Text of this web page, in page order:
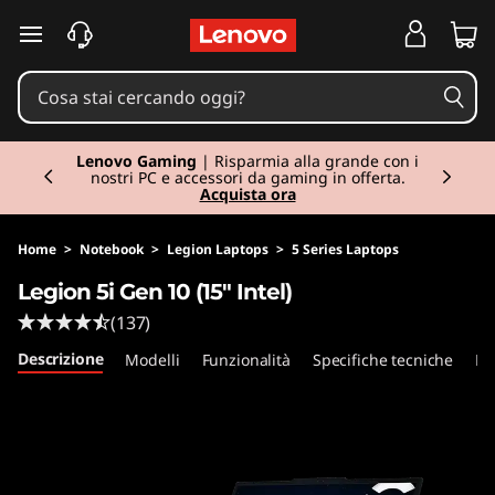
e
g
o
n
5
passa a contenuto principale
Lenovo Gaming | Risparmia alla grande con i
nostri PC e accessori da gaming in offerta.
Acquista ora
Currently displaying item 2 of 3
Home > Notebook > Legion Laptops > 5 Series Laptops
Legion 5i Gen 10 (15" Intel)
(137)
Descrizione Modelli Funzionalità Specifiche tecniche